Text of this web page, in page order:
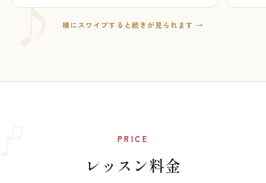
横にスワイプすると続きが見られます →
PRICE
レッスン料金